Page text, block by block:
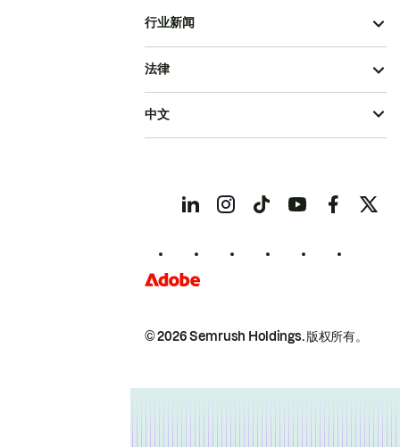
行业新闻
© 2026 Semrush Holdings.版权所有。
法律
中文